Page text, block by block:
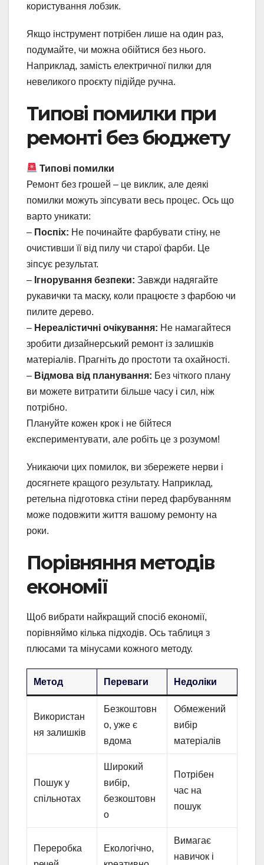
користування лобзик.
Якщо інструмент потрібен лише на один раз,
подумайте, чи можна обійтися без нього.
Наприклад, замість електричної пилки для
невеликого проєкту підійде ручна.
Типові помилки при
ремонті без бюджету
Типові помилки
Ремонт без грошей – це виклик, але деякі
помилки можуть зіпсувати весь процес. Ось що
варто уникати:
– Поспіх: Не починайте фарбувати стіну, не
очистивши її від пилу чи старої фарби. Це
зіпсує результат.
– Ігнорування безпеки: Завжди надягайте
рукавички та маску, коли працюєте з фарбою чи
пилите дерево.
– Нереалістичні очікування: Не намагайтеся
зробити дизайнерський ремонт із залишків
матеріалів. Прагніть до простоти та охайності.
– Відмова від планування: Без чіткого плану
ви можете витратити більше часу і сил, ніж
потрібно.
Плануйте кожен крок і не бійтеся
експериментувати, але робіть це з розумом!
Уникаючи цих помилок, ви збережете нерви і
досягнете кращого результату. Наприклад,
ретельна підготовка стіни перед фарбуванням
може подовжити життя вашому ремонту на
роки.
Порівняння методів
економії
Щоб вибрати найкращий спосіб економії,
порівняймо кілька підходів. Ось таблиця з
плюсами та мінусами кожного методу.
Метод Переваги Недоліки
Використан
ня залишків
Безкоштовн
о, уже є
вдома
Обмежений
вибір
матеріалів
Пошук у
спільнотах
Широкий
вибір,
безкоштовн
о
Потрібен
час на
пошук
Переробка
Екологічно,
Вимагає
навичок і